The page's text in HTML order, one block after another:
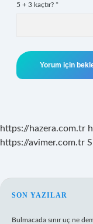
5 + 3 kaçtır? *
https://hazera.com.tr
https://avimer.com.tr
SON YAZILAR
Bulmacada sınır uç ne